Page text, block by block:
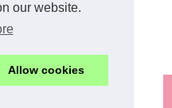
our website.
Allow cookies